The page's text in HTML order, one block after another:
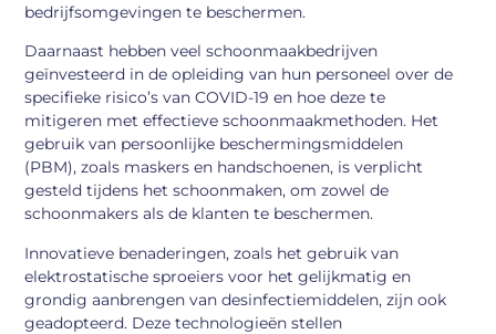
bedrijfsomgevingen te beschermen.
Daarnaast hebben veel schoonmaakbedrijven
geïnvesteerd in de opleiding van hun personeel over de
specifieke risico’s van COVID-19 en hoe deze te
mitigeren met effectieve schoonmaakmethoden. Het
gebruik van persoonlijke beschermingsmiddelen
(PBM), zoals maskers en handschoenen, is verplicht
gesteld tijdens het schoonmaken, om zowel de
schoonmakers als de klanten te beschermen.
Innovatieve benaderingen, zoals het gebruik van
elektrostatische sproeiers voor het gelijkmatig en
grondig aanbrengen van desinfectiemiddelen, zijn ook
geadopteerd. Deze technologieën stellen